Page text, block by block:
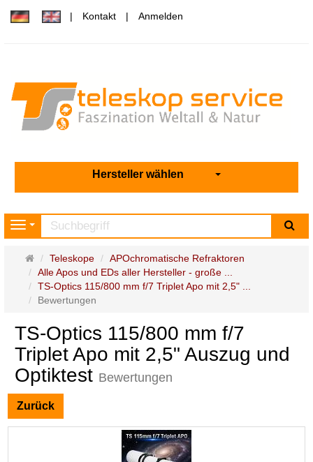
Kontakt Anmelden
Hersteller wählen
Navigation
Startseite
Teleskope
APOchromatische Refraktoren
Alle Apos und EDs aller Hersteller - große ...
TS-Optics 115/800 mm f/7 Triplet Apo mit 2,5" ...
Bewertungen
TS-Optics 115/800 mm f/7
Triplet Apo mit 2,5" Auszug und
Optiktest Bewertungen
Zurück